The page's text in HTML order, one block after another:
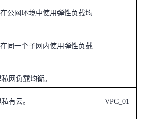
公网环境中使用弹性负载均
同一个子网内使用弹性负载
网负载均衡。
有云。 VPC_01